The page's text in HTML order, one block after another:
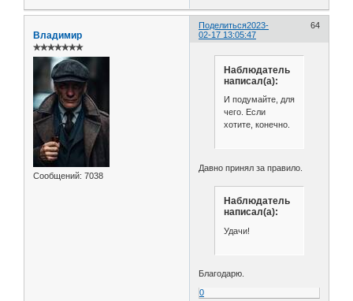
Поделиться 64
2023-
02-17 13:05:47
Владимир
✯✯✯✯✯✯✯
Сообщений: 7038
Наблюдатель
написал(а):
И подумайте, для
чего. Если
хотите, конечно.
Давно принял за правило.
Наблюдатель
написал(а):
Удачи!
Благодарю.
0